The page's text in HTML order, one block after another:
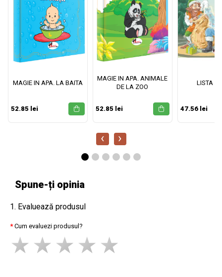
MAGIE IN APA. LA BAITA
52.85 lei
MAGIE IN APA. ANIMALE
DE LA ZOO
52.85 lei
LISTA
47.56 lei
‹ ›
Spune-ți opinia
1. Evaluează produsul
Cum evaluezi produsul?